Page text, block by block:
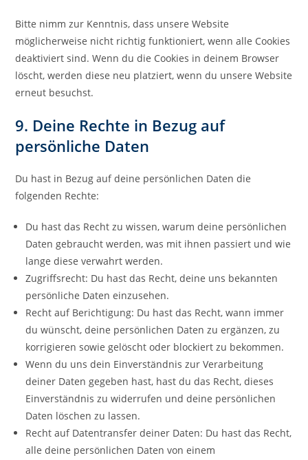
Bitte nimm zur Kenntnis, dass unsere Website
möglicherweise nicht richtig funktioniert, wenn alle Cookies
deaktiviert sind. Wenn du die Cookies in deinem Browser
löscht, werden diese neu platziert, wenn du unsere Website
erneut besuchst.
9. Deine Rechte in Bezug auf
persönliche Daten
Du hast in Bezug auf deine persönlichen Daten die
folgenden Rechte:
Du hast das Recht zu wissen, warum deine persönlichen
Daten gebraucht werden, was mit ihnen passiert und wie
lange diese verwahrt werden.
Zugriffsrecht: Du hast das Recht, deine uns bekannten
persönliche Daten einzusehen.
Recht auf Berichtigung: Du hast das Recht, wann immer
du wünscht, deine persönlichen Daten zu ergänzen, zu
korrigieren sowie gelöscht oder blockiert zu bekommen.
Wenn du uns dein Einverständnis zur Verarbeitung
deiner Daten gegeben hast, hast du das Recht, dieses
Einverständnis zu widerrufen und deine persönlichen
Daten löschen zu lassen.
Recht auf Datentransfer deiner Daten: Du hast das Recht,
alle deine persönlichen Daten von einem